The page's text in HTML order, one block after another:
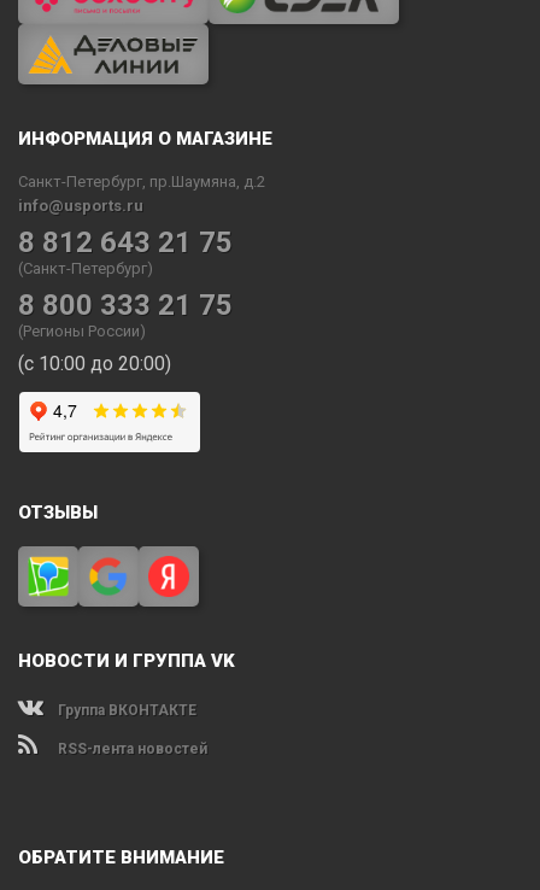
ИНФОРМАЦИЯ О МАГАЗИНЕ
Санкт-Петербург, пр.Шаумяна, д.2
info@usports.ru
8 812 643 21 75
(Санкт-Петербург)
8 800 333 21 75
(Регионы России)
(с 10:00 до 20:00)
ОТЗЫВЫ
НОВОСТИ И ГРУППА VK
Группа ВКОНТАКТЕ
RSS-лента новостей
ОБРАТИТЕ ВНИМАНИЕ